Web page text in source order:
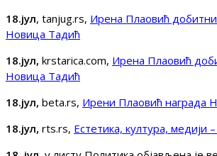
18.јул, tanjug.rs, Ирена Плаовић
Новица Тадић
18.јул, krstarica.com, Ирена Плаовић
Новица Тадић
18.јул, beta.rs, Ирени Плаовић награда
18.јул, rts.rs, Естетика, култура, медији